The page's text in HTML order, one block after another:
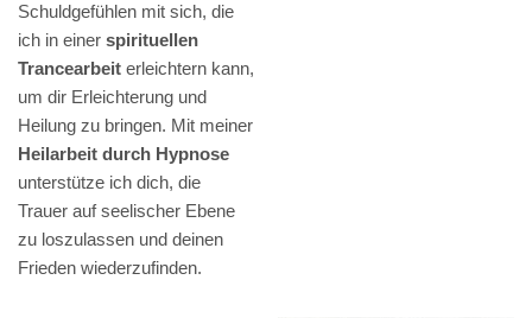
Schuldgefühlen mit sich, die
ich in einer spirituellen
Trancearbeit erleichtern kann,
um dir Erleichterung und
Heilung zu bringen. Mit meiner
Heilarbeit durch Hypnose
unterstütze ich dich, die
Trauer auf seelischer Ebene
zu loszulassen und deinen
Frieden wiederzufinden.